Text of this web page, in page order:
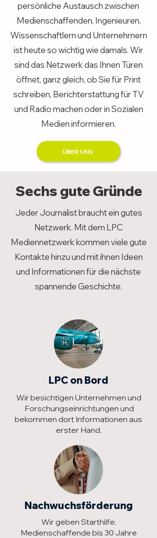
persönliche Austausch zwischen
Medienschaffenden, Ingenieuren,
Wissenschaftlern und Unternehmern
ist heute so wichtig wie damals. Wir
sind das Netzwerk das Ihnen Türen
öffnet, ganz gleich, ob Sie für Print
schreiben, Berichterstattung für TV
und Radio machen oder in Sozialen
Medien informieren.
ÜBER UNS
Sechs gute Gründe
Jeder Journalist braucht ein gutes
Netzwerk. Mit dem LPC
Mediennetzwerk kommen viele gute
Kontakte hinzu und mit ihnen Ideen
und Informationen für die nächste
spannende Geschichte.
LPC on Bord
Wir besichtigen Unternehmen und
Forschungseinrichtungen und
bekommen dort Informationen aus
erster Hand.
Nachwuchsförderung
Wir geben Starthilfe.
Medienschaffende bis 30 Jahre